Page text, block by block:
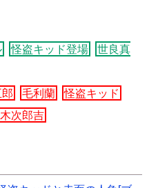
怪盗キッド登場
世良真
毛利蘭
怪盗キッド
次郎吉